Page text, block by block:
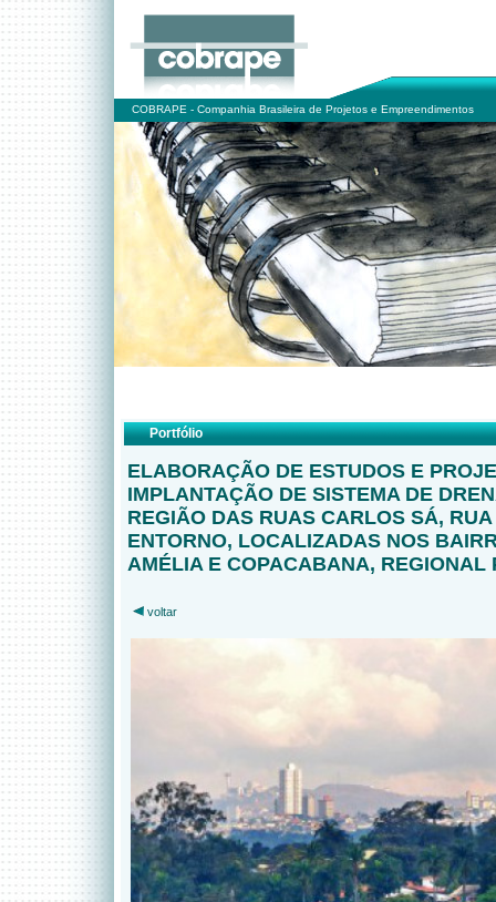
COBRAPE - Companhia Brasileira de Projetos e Empreendimentos
Portfólio
ELABORAÇÃO DE ESTUDOS E
IMPLANTAÇÃO DE SISTEMA DE
REGIÃO DAS RUAS CARLOS SÁ,
ENTORNO, LOCALIZADAS NOS
AMÉLIA E COPACABANA, REGIONAL
voltar